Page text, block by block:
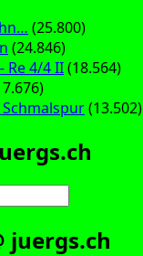
(25.800)
(24.846)
Re 4/4 II(18.564)
(13.502)
juergs.ch